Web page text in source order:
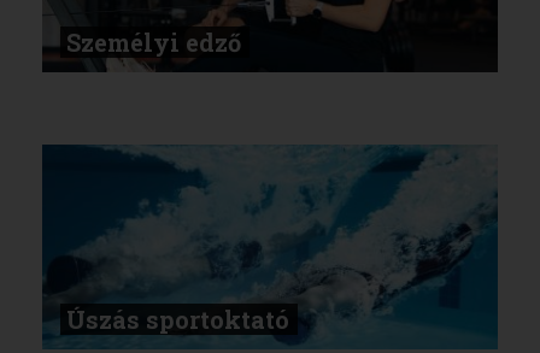
Személyi edző
Úszás sportoktató